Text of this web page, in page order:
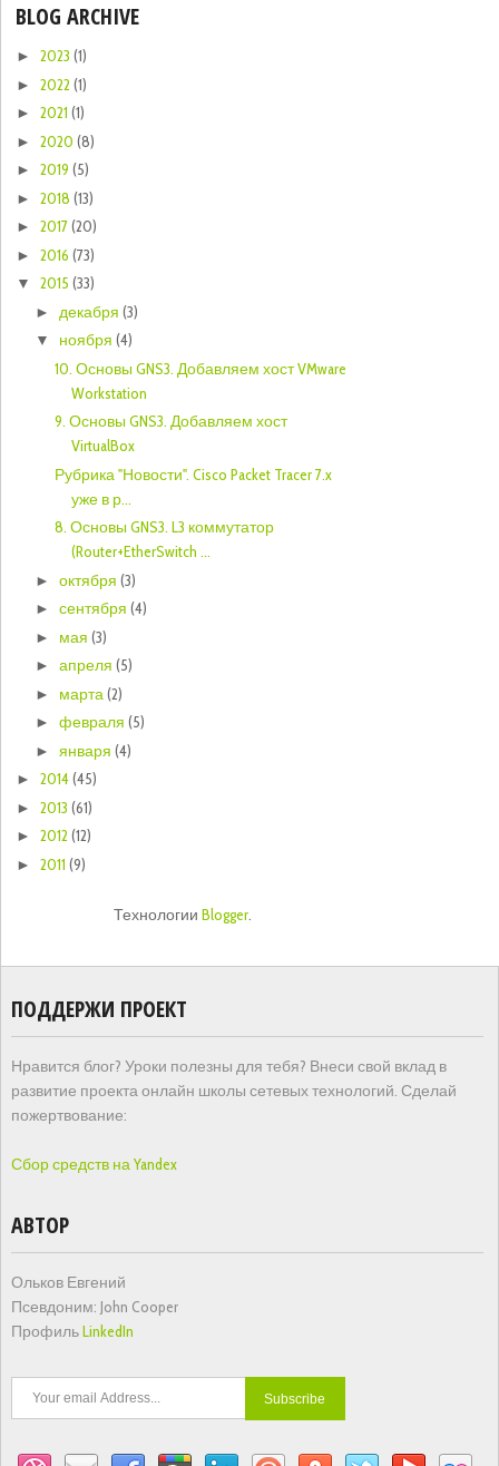
BLOG ARCHIVE
►2023(1)
►2022(1)
►2021(1)
►2020(8)
►2019(5)
►2018(13)
►2017(20)
►2016(73)
▼2015(33)
► декабря(3)
▼ ноября(4)
10. Основы GNS3. Добавляем хост VMware
Workstation
9. Основы GNS3. Добавляем хост
VirtualBox
Рубрика "Новости". Cisco Packet Tracer 7.x
уже в р...
8. Основы GNS3. L3 коммутатор
(Router+EtherSwitch ...
►октября(3)
►сентября(4)
► мая(3)
►апреля(5)
► марта(2)
►февраля(5)
►января(4)
►2014(45)
►2013(61)
►2012(12)
►2011(9)
ТехнологииBlogger.
ПОДДЕРЖИ ПРОЕКТ
Нравится блог? Уроки полезны для тебя? Внеси свой вклад в
развитие проекта онлайн школы сетевых технологий. Сделай
пожертвование:
Сбор средств на Yandex
АВТОР
Ольков Евгений
Псевдоним: John Cooper
ПрофильLinkedIn